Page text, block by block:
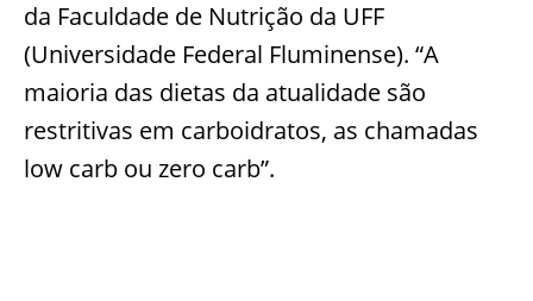
da Faculdade de Nutrição da UFF
(Universidade Federal Fluminense). “A
maioria das dietas da atualidade são
restritivas em carboidratos, as chamadas
low carb ou zero carb”.